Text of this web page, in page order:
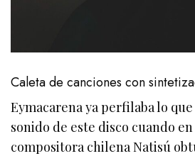
Caleta de canciones con
Eymacarena ya perfilaba lo
sonido de este disco cuando
compositora chilena Natisú